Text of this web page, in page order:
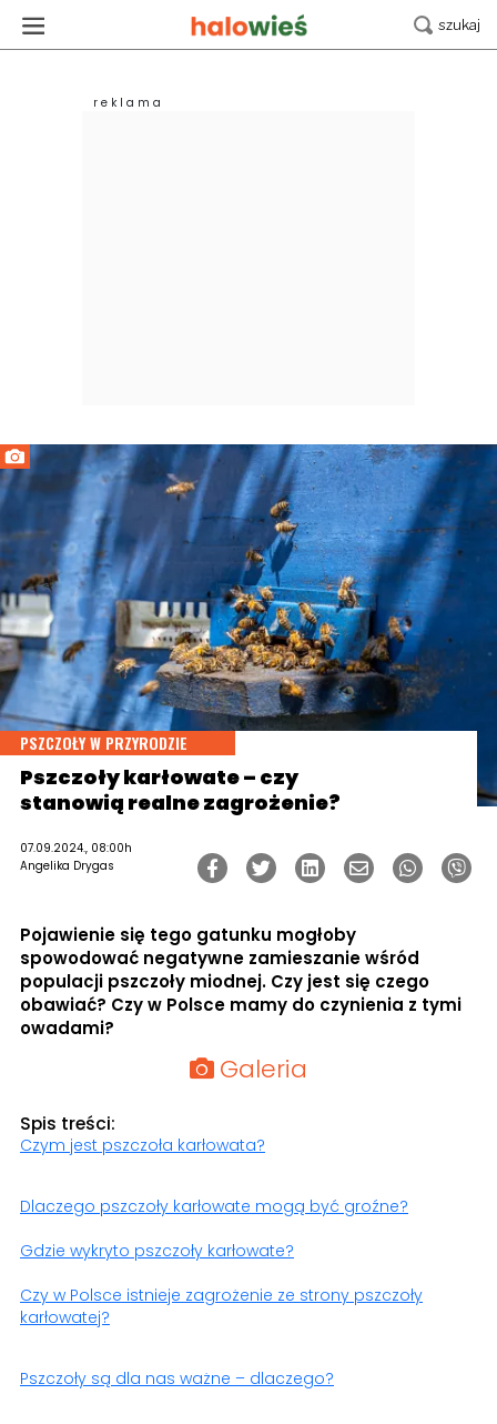
PSZCZOŁY W PRZYRODZIE
Pszczoły karłowate – czy
stanowią realne zagrożenie?
07.09.2024., 08:00h
Angelika Drygas
Pojawienie się tego gatunku mogłoby
spowodować negatywne zamieszanie wśród
populacji pszczoły miodnej. Czy jest się czego
obawiać? Czy w Polsce mamy do czynienia z tymi
owadami?
Galeria
Spis treści:
Czym jest pszczoła karłowata?
Dlaczego pszczoły karłowate mogą być groźne?
Gdzie wykryto pszczoły karłowate?
Czy w Polsce istnieje zagrożenie ze strony pszczoły
karłowatej?
Pszczoły są dla nas ważne – dlaczego?